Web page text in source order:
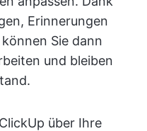
Erinnerungen
Sie dann
und bleiben
über Ihre